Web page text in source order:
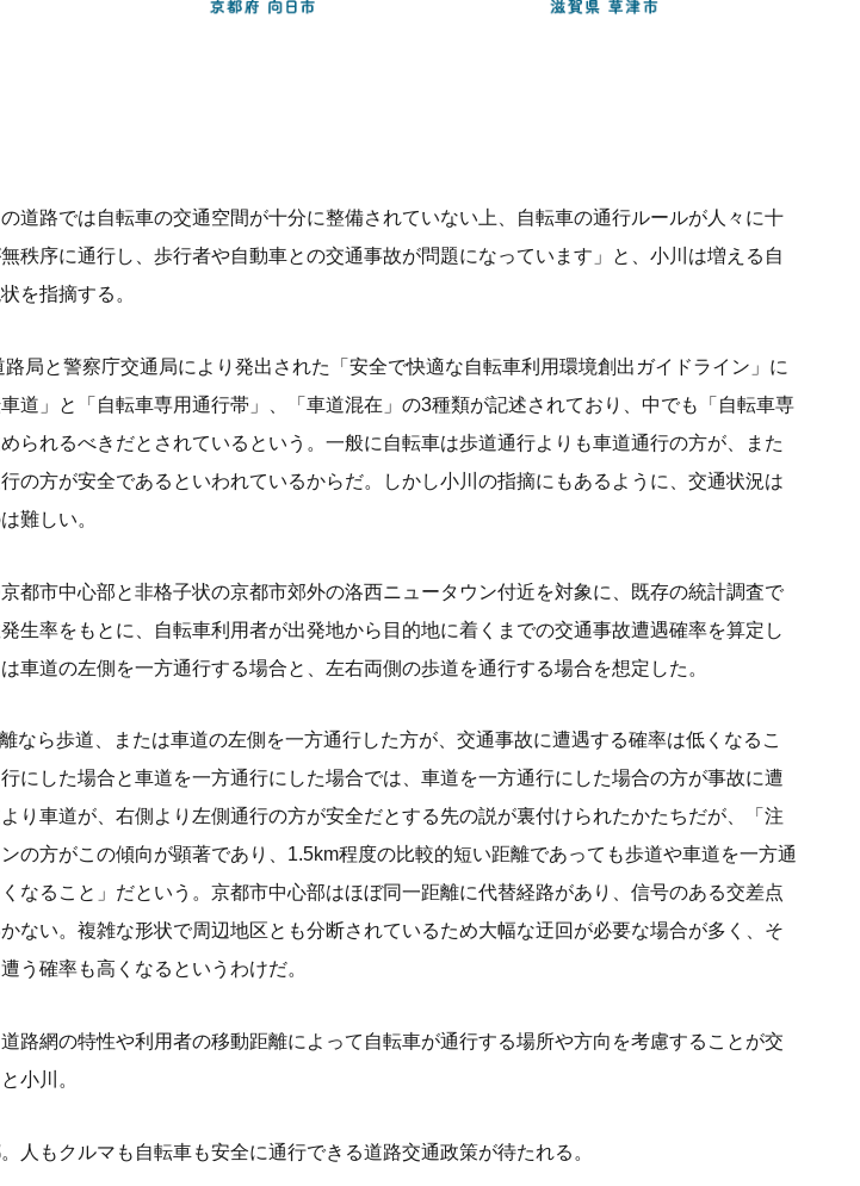
道路では自転車の交通空間が十分に整備されていない上、自転車の通行ルールが人々に十
秩序に通行し、歩行者や自動車との交通事故が問題になっています」と、小川は増える自
を指摘する。
局と警察庁交通局により発出された「安全で快適な自転車利用環境創出ガイドライン」に
道」と「自転車専用通行帯」、「車道混在」の3種類が記述されており、中でも「自転車専
られるべきだとされているという。一般に自転車は歩道通行よりも車道通行の方が、また
の方が安全であるといわれているからだ。しかし小川の指摘にもあるように、交通状況は
難しい。
都市中心部と非格子状の京都市郊外の洛西ニュータウン付近を対象に、既存の統計調査で
生率をもとに、自転車利用者が出発地から目的地に着くまでの交通事故遭遇確率を算定し
車道の左側を一方通行する場合と、左右両側の歩道を通行する場合を想定した。
なら歩道、または車道の左側を一方通行した方が、交通事故に遭遇する確率は低くなるこ
にした場合と車道を一方通行にした場合では、車道を一方通行にした場合の方が事故に遭
り車道が、右側より左側通行の方が安全だとする先の説が裏付けられたかたちだが、「注
の方がこの傾向が顕著であり、1.5km程度の比較的短い距離であっても歩道や車道を一方通
なること」だという。京都市中心部はほぼ同一距離に代替経路があり、信号のある交差点
ない。複雑な形状で周辺地区とも分断されているため大幅な迂回が必要な場合が多く、そ
う確率も高くなるというわけだ。
路網の特性や利用者の移動距離によって自転車が通行する場所や方向を考慮することが交
小川。
人もクルマも自転車も安全に通行できる道路交通政策が待たれる。